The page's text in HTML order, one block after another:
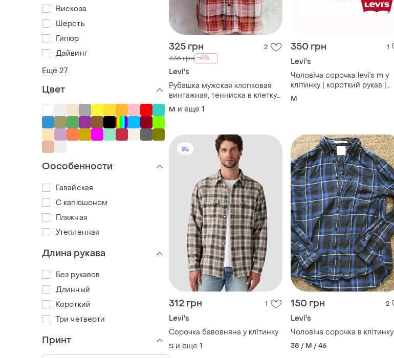
325 грн 2
336 грн -4%
Levi's
Рубашка мужская хлопковая
винтажная, тенниска в клетку
levi's
M и еще 1
350 грн 1
Levi's
Чоловіча сорочка levi’s m у
клітинку | короткий рукав |
оригінал | ідеальний стан
M
312 грн 1
Levi's
Сорочка бавовняна у клітинку
S и еще 1
150 грн 2
Levi's
Чоловіча сорочка в клітинку
38 / M / 46
Вискоза
Шерсть
Гипюр
Дайвинг
Ещё 27
Цвет
Оособенности
Гавайская
С капюшоном
Пляжная
Утепленная
Длина рукава
Без рукавов
Длинный
Короткий
Три четверти
Принт